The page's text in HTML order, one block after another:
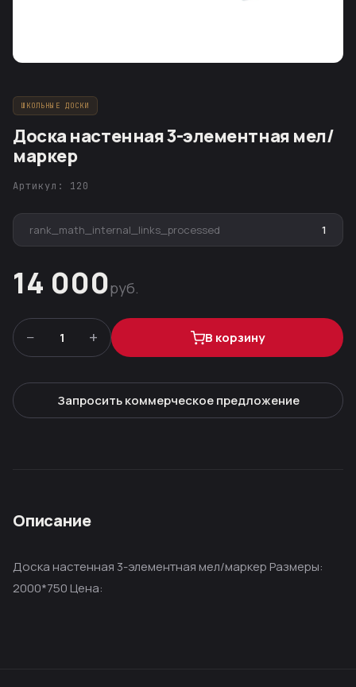
ШКОЛЬНЫЕ ДОСКИ
Доска настенная 3-элементная мел/
маркер
Артикул: 120
rank_math_internal_links_processed 1
14 000руб.
− 1 + В корзину
Запросить коммерческое предложение
Описание
Доска настенная 3-элементная мел/маркер Размеры:
2000*750 Цена: